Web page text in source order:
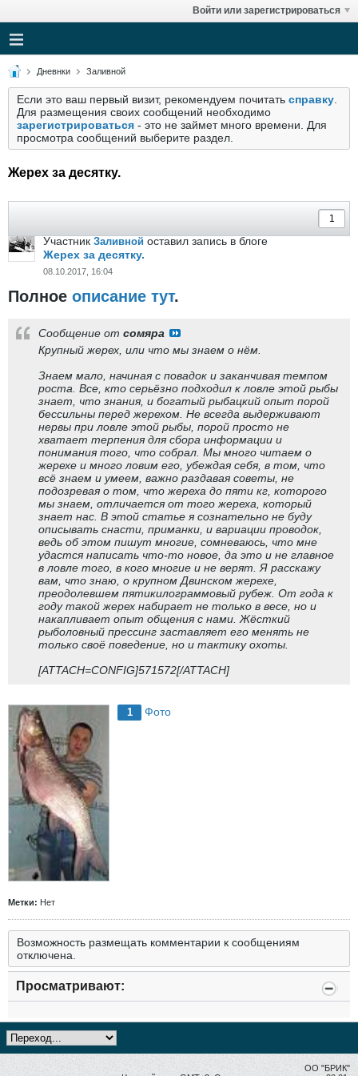
Войти или зарегистрироваться
Дневнки Заливной
Если это ваш первый визит, рекомендуем почитать справку
Для размещения своих сообщений необходимо
зарегистрироваться - это не займет много времени. Для
просмотра сообщений выберите раздел.
Жерех за десятку.
Участник Заливной оставил запись в блоге
Жерех за десятку.
08.10.2017, 16:04
Полное описание тут.
Сообщение от сомяра
Крупный жерех, или что мы знаем о нём.
Знаем мало, начиная с повадок и заканчивая темпом
роста. Все, кто серьёзно подходил к ловле этой рыбы
знает, что знания, и богатый рыбацкий опыт порой
бессильны перед жерехом. Не всегда выдерживают
нервы при ловле этой рыбы, порой просто не
хватает терпения для сбора информации и
понимания того, что собрал. Мы много читаем о
жерехе и много ловим его, убеждая себя, в том, что
всё знаем и умеем, важно раздавая советы, не
подозревая о том, что жереха до пяти кг, которого
мы знаем, отличается от того жереха, который
знает нас. В этой статье я сознательно не буду
описывать снасти, приманки, и вариации проводок,
ведь об этом пишут многие, сомневаюсь, что мне
удастся написать что-то новое, да это и не главное
в ловле того, в кого многие и не верят. Я расскажу
вам, что знаю, о крупном Двинском жерехе,
преодолевшем пятикилограммовый рубеж. От года к
году такой жерех набирает не только в весе, но и
накапливает опыт общения с нами. Жёсткий
рыболовный прессинг заставляет его менять не
только своё поведение, но и тактику охоты.
[ATTACH=CONFIG]571572[/ATTACH]
1 Фото
Метки: Нет
Возможность размещать комментарии к сообщениям
отключена.
Просматривают:
ОО "БРИК"